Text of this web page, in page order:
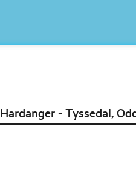
Hardanger - Tyssedal,